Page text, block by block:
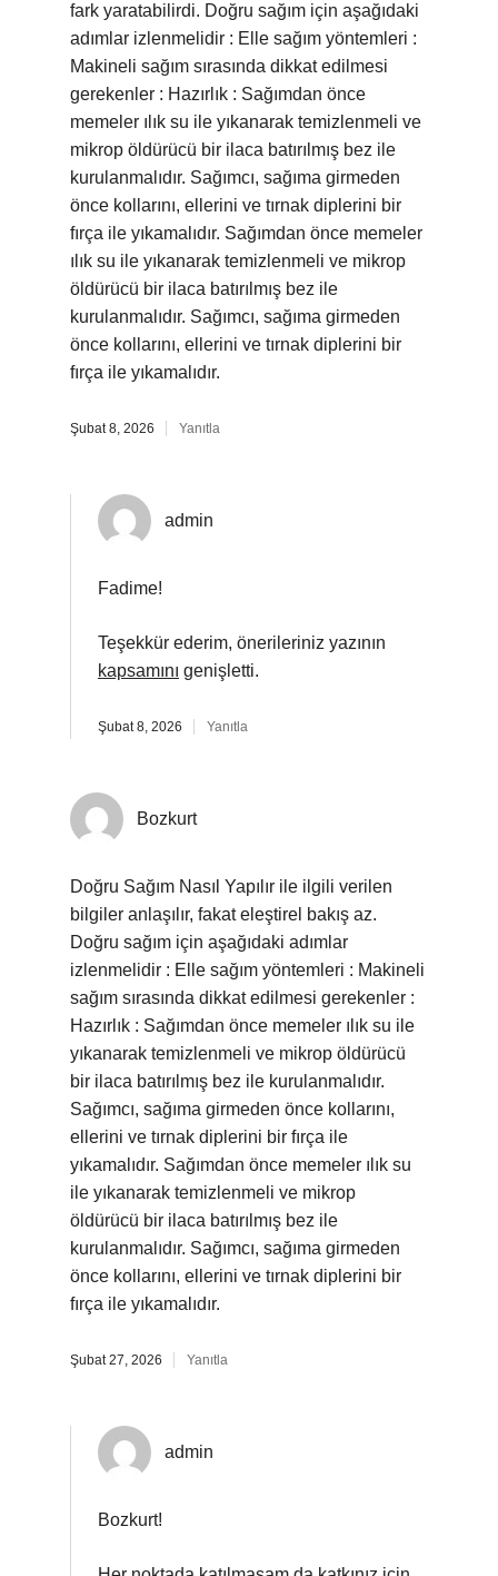
fark yaratabilirdi. Doğru sağım için aşağıdaki
adımlar izlenmelidir : Elle sağım yöntemleri :
Makineli sağım sırasında dikkat edilmesi
gerekenler : Hazırlık : Sağımdan önce
memeler ılık su ile yıkanarak temizlenmeli ve
mikrop öldürücü bir ilaca batırılmış bez ile
kurulanmalıdır. Sağımcı, sağıma girmeden
önce kollarını, ellerini ve tırnak diplerini bir
fırça ile yıkamalıdır. Sağımdan önce memeler
ılık su ile yıkanarak temizlenmeli ve mikrop
öldürücü bir ilaca batırılmış bez ile
kurulanmalıdır. Sağımcı, sağıma girmeden
önce kollarını, ellerini ve tırnak diplerini bir
fırça ile yıkamalıdır.
Şubat 8, 2026 Yanıtla
admin
Fadime!
Teşekkür ederim, önerileriniz yazının
kapsamını genişletti.
Şubat 8, 2026 Yanıtla
Bozkurt
Doğru Sağım Nasıl Yapılır ile ilgili verilen
bilgiler anlaşılır, fakat eleştirel bakış az.
Doğru sağım için aşağıdaki adımlar
izlenmelidir : Elle sağım yöntemleri : Makineli
sağım sırasında dikkat edilmesi gerekenler :
Hazırlık : Sağımdan önce memeler ılık su ile
yıkanarak temizlenmeli ve mikrop öldürücü
bir ilaca batırılmış bez ile kurulanmalıdır.
Sağımcı, sağıma girmeden önce kollarını,
ellerini ve tırnak diplerini bir fırça ile
yıkamalıdır. Sağımdan önce memeler ılık su
ile yıkanarak temizlenmeli ve mikrop
öldürücü bir ilaca batırılmış bez ile
kurulanmalıdır. Sağımcı, sağıma girmeden
önce kollarını, ellerini ve tırnak diplerini bir
fırça ile yıkamalıdır.
Şubat 27, 2026 Yanıtla
admin
Bozkurt!